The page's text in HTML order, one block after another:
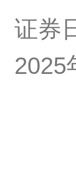
证券
2025